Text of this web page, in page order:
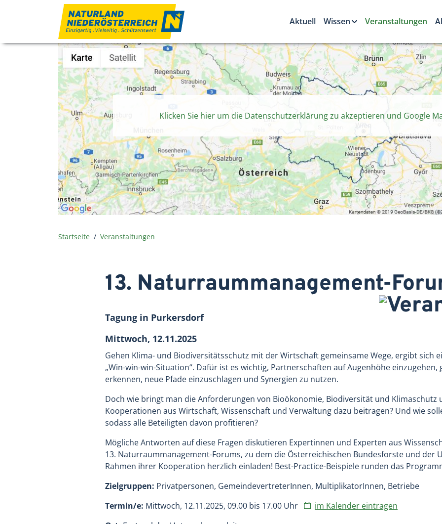
Aktuell
Wissen Veranstaltungen
Klicken Sie hier um die Datenschutzerklärung zu akzeptieren und Google
Startseite Veranstaltungen
13. Naturraummanagement-
Tagung in Purkersdorf
Mittwoch, 12.11.2025
Gehen Klima- und Biodiversitätsschutz mit der Wirtschaft gemeinsame Wege, ergibt sich
„Win-win-win-Situation“. Dafür ist es wichtig, Partnerschaften auf Augenhöhe einzugehen,
erkennen, neue Pfade einzuschlagen und Synergien zu nutzen.
Doch wie bringt man die Anforderungen von Bioökonomie, Biodiversität und Klimaschutz
Kooperationen aus Wirtschaft, Wissenschaft und Verwaltung dazu beitragen? Und wie
sodass alle Beteiligten davon profitieren?
Mögliche Antworten auf diese Fragen diskutieren Expertinnen und Experten aus
13. Naturraummanagement-Forums, zu dem die Österreichischen Bundesforste und der
Rahmen ihrer Kooperation herzlich einladen! Best-Practice-Beispiele runden das
Zielgruppen: Privatpersonen, GemeindevertreterInnen, MultiplikatorInnen, Betriebe
Termin/e: Mittwoch, 12.11.2025, 09.00 bis 17.00 Uhr
im Kalender eintragen